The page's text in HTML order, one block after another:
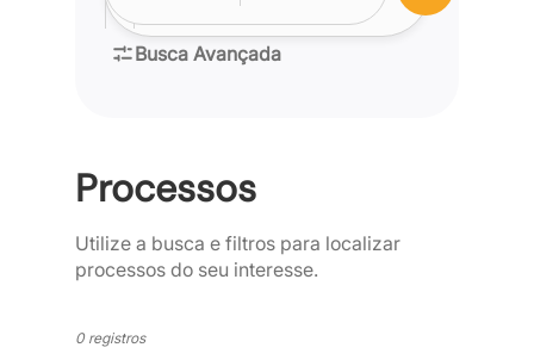
Busca Avançada
Processos
Utilize a busca e filtros para localizar
processos do seu interesse.
0 registros